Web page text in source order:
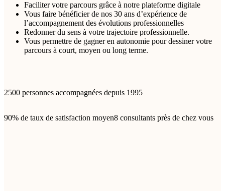
Faciliter votre parcours grâce à notre plateforme digitale
Vous faire bénéficier de nos 30 ans d’expérience de
l’accompagnement des évolutions professionnelles
Redonner du sens à votre trajectoire professionnelle.
Vous permettre de gagner en autonomie pour dessiner votre
parcours à court, moyen ou long terme.
2500 personnes accompagnées depuis 1995
90% de taux de satisfaction moyen8 consultants près de chez vous